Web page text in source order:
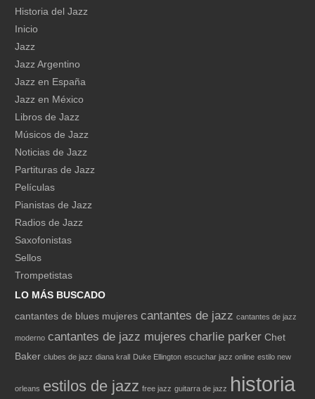
Historia del Jazz
Inicio
Jazz
Jazz Argentino
Jazz en España
Jazz en México
Libros de Jazz
Músicos de Jazz
Noticias de Jazz
Partituras de Jazz
Películas
Pianistas de Jazz
Radios de Jazz
Saxofonistas
Sellos
Trompetistas
LO MÁS BUSCADO
cantantes de blues mujeres cantantes de jazz cantantes de jazz
moderno cantantes de jazz mujeres charlie parker Chet
Baker clubes de jazz diana krall Duke Ellington escuchar jazz online estilo new
orleans estilos de jazz free jazz guitarra de jazz historia